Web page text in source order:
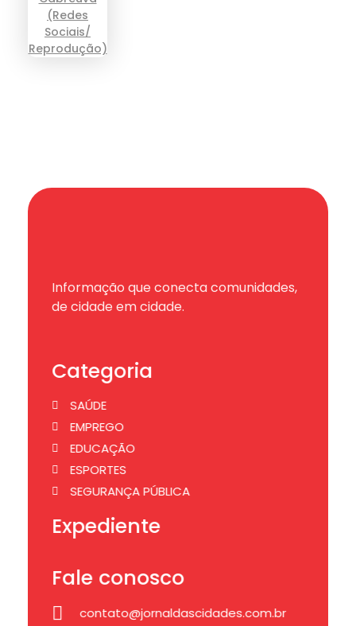
Informação que conecta comunidades,
de cidade em cidade.
Categoria
SAÚDE
EMPREGO
EDUCAÇÃO
ESPORTES
SEGURANÇA PÚBLICA
Expediente
Fale conosco
contato@jornaldascidades.com.br